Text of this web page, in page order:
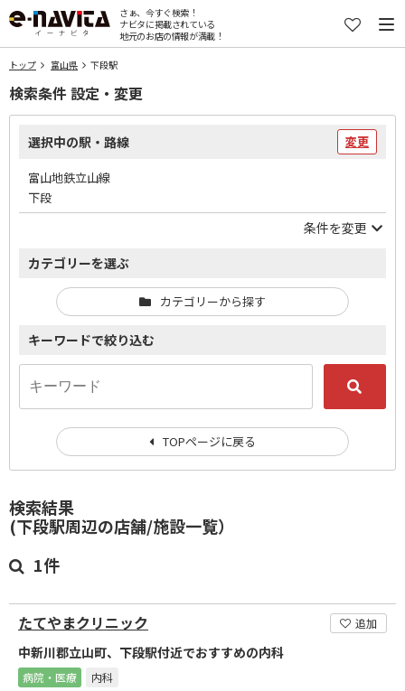
さぁ、今すぐ検索！
ナビタに掲載されている
地元のお店の情報が満載！
トップ 富山県 下段駅
検索結果
(下段駅周辺の店舗/施設一覧）
1件
たてやまクリニック 追加
中新川郡立山町、下段駅付近でおすすめの内科
病院・医療 内科
検索条件 設定・変更
選択中の駅・路線 変更
富山地鉄立山線
下段
条件を変更
カテゴリーを選ぶ
カテゴリーから探す
キーワードで絞り込む
TOPページに戻る